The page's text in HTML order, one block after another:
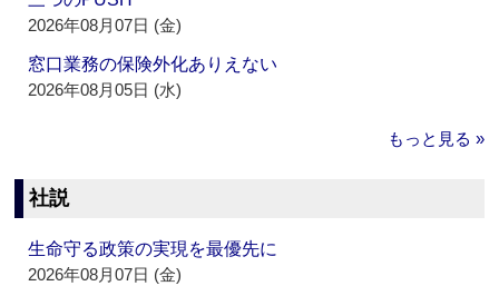
2026年08月07日 (金)
窓口業務の保険外化ありえない
2026年08月05日 (水)
もっと見る »
社説
生命守る政策の実現を最優先に
2026年08月07日 (金)